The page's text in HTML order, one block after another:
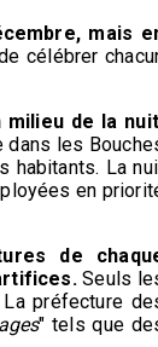
mais
célébrer
de la
les
habitants. La
en
de
Seuls
préfecture
" tels que